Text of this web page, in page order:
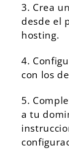
Crea
desde el
hosting.
con los
a tu